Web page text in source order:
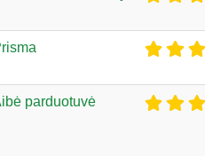
parduotuvė